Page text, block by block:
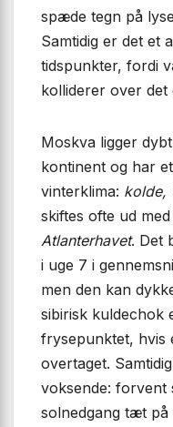
spæde tegn på
Samtidig er det et
tidspunkter, fordi
kolliderer over
Moskva ligger
kontinent og har
vinterklima: kolde,
skiftes ofte ud med
Atlanterhavet. Det
i uge 7 i
men den kan
sibirisk kuldechok
frysepunktet, hvis
overtaget.
voksende: forvent
solnedgang tæt på